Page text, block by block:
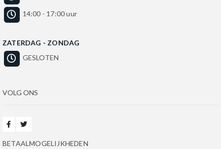
14:00 - 17:00 uur
ZATERDAG - ZONDAG
GESLOTEN
VOLG ONS
BETAALMOGELIJKHEDEN